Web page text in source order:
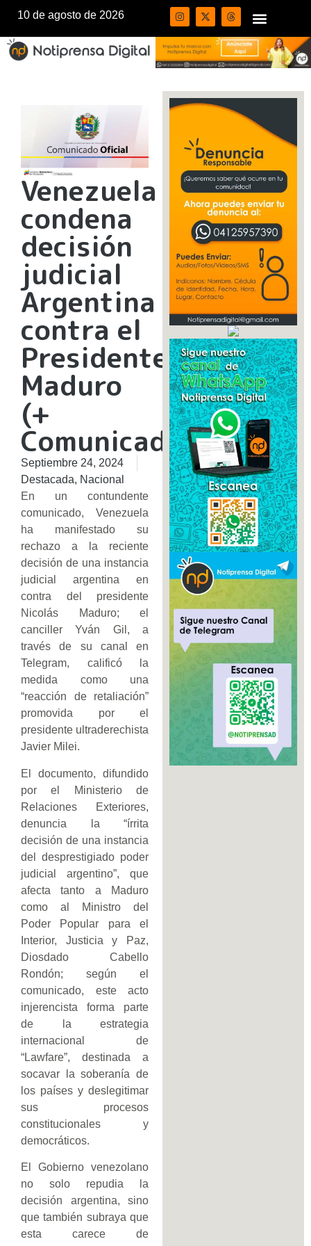
10 de agosto de 2026
Venezuela
condena
decisión
judicial
Argentina
contra el
Presidente
Maduro
(+
Comunicado)
Septiembre 24, 2024
Destacada, Nacional
En un contundente
comunicado, Venezuela
ha manifestado su
rechazo a la reciente
decisión de una instancia
judicial argentina en
contra del presidente
Nicolás Maduro; el
canciller Yván Gil, a
través de su canal en
Telegram, calificó la
medida como una
“reacción de retaliación”
promovida por el
presidente ultraderechista
Javier Milei.
El documento, difundido
por el Ministerio de
Relaciones Exteriores,
denuncia la “írrita
decisión de una instancia
del desprestigiado poder
judicial argentino”, que
afecta tanto a Maduro
como al Ministro del
Poder Popular para el
Interior, Justicia y Paz,
Diosdado Cabello
Rondón; según el
comunicado, este acto
injerencista forma parte
de la estrategia
internacional de
“Lawfare”, destinada a
socavar la soberanía de
los países y deslegitimar
sus procesos
constitucionales y
democráticos.
El Gobierno venezolano
no solo repudia la
decisión argentina, sino
que también subraya que
esta carece de